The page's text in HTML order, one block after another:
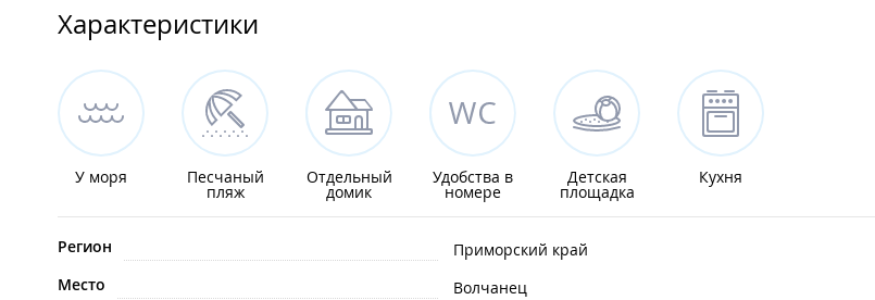
Характеристики
У моря Песчаный
пляж
Отдельный
домик
Удобства в
номере
Детская
площадка
Кухня
Регион
Приморский край
Место
Волчанец